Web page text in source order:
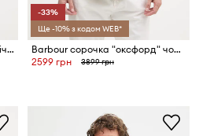
Barbour коротка куртка чоловіча з бавовною Icons
-33%
Ще -10% з кодом WEB*
Barbour сорочка "оксфорд" чоловіча бавовняна Oxtown S/S Tailored Shirt
2599 грн
3899 грн